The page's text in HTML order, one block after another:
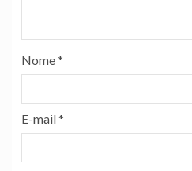
Nome*
E-mail*